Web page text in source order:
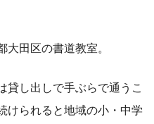
田区の書道教室。
貸し出しで手ぶらで通うこ
けられると地域の小・中学